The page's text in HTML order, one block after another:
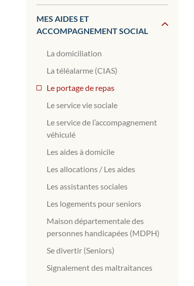
MES AIDES ET
ACCOMPAGNEMENT SOCIAL
La domiciliation
La téléalarme (CIAS)
Le portage de repas
Le service vie sociale
Le service de l’accompagnement
véhiculé
Les aides à domicile
Les allocations / Les aides
Les assistantes sociales
Les logements pour seniors
Maison départementale des
personnes handicapées (MDPH)
Se divertir (Seniors)
Signalement des maltraitances